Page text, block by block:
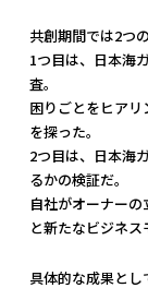
共創期間では2つ
1つ目は、日本海
査。
困りごとをヒア
を探った。
2つ目は、日本海
るかの検証だ。
自社がオーナー
と新たなビジネス
具体的な成果と